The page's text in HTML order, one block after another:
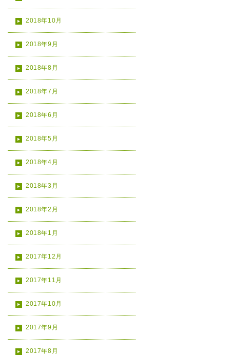
2018年10月
2018年9月
2018年8月
2018年7月
2018年6月
2018年5月
2018年4月
2018年3月
2018年2月
2018年1月
2017年12月
2017年11月
2017年10月
2017年9月
2017年8月